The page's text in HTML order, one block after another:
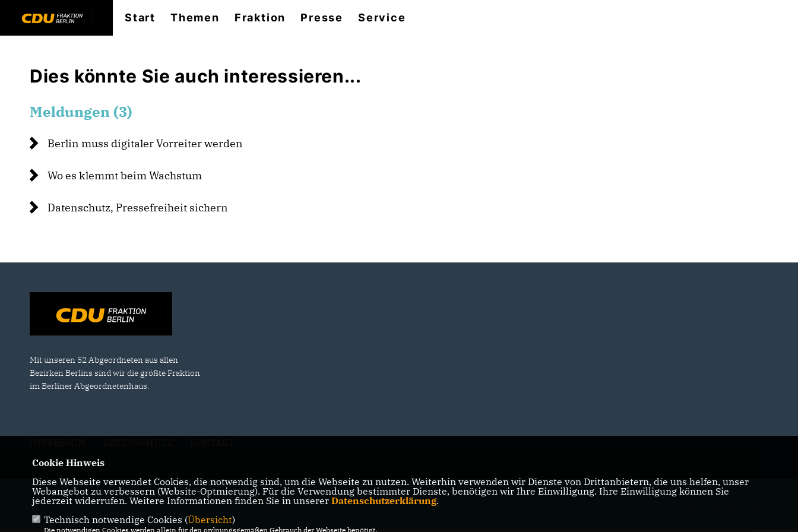
Start Themen Fraktion Presse Service
Dies könnte Sie auch interessieren...
Meldungen (3)
Berlin muss digitaler Vorreiter werden
Wo es klemmt beim Wachstum
Datenschutz, Pressefreiheit sichern
Mit unseren 52 Abgeordneten aus allen
Bezirken Berlins sind wir die größte Fraktion
im Berliner Abgeordnetenhaus.
@2026 CDU-Fraktion Berlin
Cookie Hinweis
Diese Webseite verwendet Cookies, die notwendig sind, um die Webseite zu nutzen. Weiterhin verwenden wir Dienste von Drittanbietern, die uns helfen, unser
Webangebot zu verbessern (Website-Optmierung). Für die Verwendung bestimmter Dienste, benötigen wir Ihre Einwilligung. Ihre Einwilligung können Sie
jederzeit widerrufen. Weitere Informationen finden Sie in unserer Datenschutzerklärung.
Technisch notwendige Cookies (Übersicht)
Die notwendigen Cookies werden allein für den ordnungsgemäßen Gebrauch der Webseite benötigt.